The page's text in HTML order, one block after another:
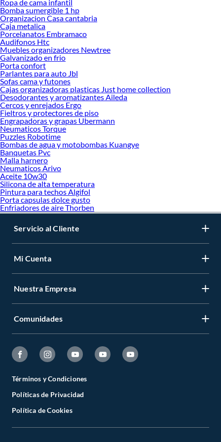
Ropa de cama infantil
Bomba sumergible 1 hp
Organizacion Casa cantabria
Caja metalica
Porcelanatos Embramaco
Audifonos Htc
Muebles organizadores Newtree
Galvanizado en frio
Porta confort
Parlantes para auto Jbl
Sofas cama y futones
Cajas organizadoras plasticas Just home collection
Desodorantes y aromatizantes Aileda
Cercos y enrejados Ergo
Fieltros y protectores de piso
Engrapadoras y grapas Ubermann
Neumaticos Torque
Puzzles Robotime
Bombas de agua y motobombas Kuangye
Banquetas Pvc
Malla harnero
Neumaticos Arivo
Aceite 10w30
Silicona de alta temperatura
Pintura para techos Algifol
Porta capsulas dolce gusto
Enfriadores de aire Thorben
Servicio al Cliente
Mi Cuenta
Nuestra Empresa
Comunidades
Términos y Condiciones
Políticas de Privacidad
Política de Cookies